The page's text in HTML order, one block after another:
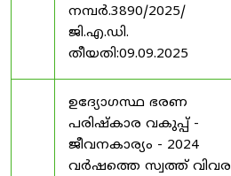
നമ്പർ.3890/2025/
ജി.എ.ഡി.
തീയതി:09.09.2025
ഉദ്യോഗസ്ഥ ഭരണ
പരിഷ്കാര വകുപ്പ് -
ജീവനകാര്യം - 2024
വർഷത്തെ സ്വത്ത് വിവര